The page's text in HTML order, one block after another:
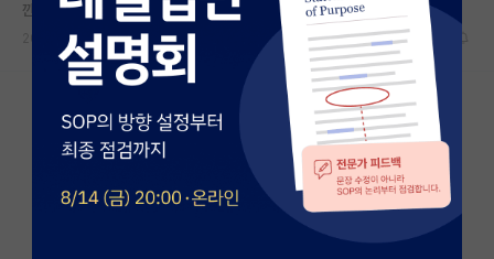
연구실&오픈랩
커뮤니티
커뮤니티 홈
전체글보기
베스트 게시판
깐깐한 막스 베버
2026.06.16 16 3698